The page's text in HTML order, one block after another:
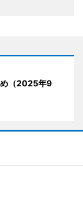
め（2025年9